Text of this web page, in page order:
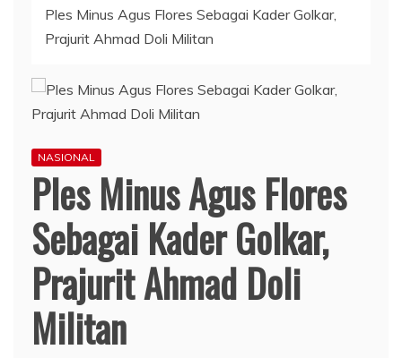
Ples Minus Agus Flores Sebagai Kader Golkar,
Prajurit Ahmad Doli Militan
NASIONAL
Ples Minus Agus Flores
Sebagai Kader Golkar,
Prajurit Ahmad Doli
Militan